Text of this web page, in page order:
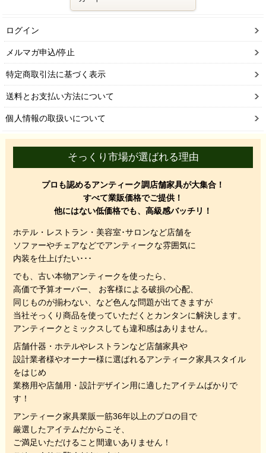
ログイン
メルマガ申込/停止
特定商取引法に基づく表示
送料とお支払い方法について
個人情報の取扱いについて
そっくり市場が選ばれる理由
プロも認めるアンティーク調店舗家具が大集合！
すべて業販価格でご提供！
他にはない低価格でも、高級感バッチリ！
ホテル・レストラン・美容室･サロンなど店舗を
ソファーやチェアなどでアンティークな雰囲気に
内装を仕上げたい･･･
でも、 古い本物アンティークを使ったら、
高価で予算オーバー、 お客様による破損の心配、
同じものが揃わない、 など色んな問題が出てきますが
当社そっくり商品を使っていただくと カンタンに解決します。
アンティークとミックスしても違和感はありません。
店舗什器・ホテルやレストランなど店舗家具や
設計業者様やオーナー様に選ばれるアンティーク家具スタイル
をはじめ
業務用や店舗用・設計デザイン用に適したアイテムばかりで
す！
アンティーク家具業販一筋36年以上のプロの目で
厳選したアイテムだからこそ、
ご満足いただけること間違いありません！